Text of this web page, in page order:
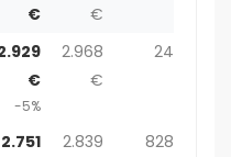
€
€
€
-5%
2.968
€
24
2.751
2.839
828